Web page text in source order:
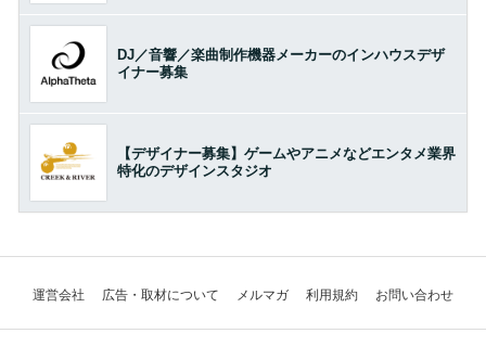
DJ／音響／楽曲制作機器メーカーのインハウスデザ
イナー募集
【デザイナー募集】ゲームやアニメなどエンタメ業界
特化のデザインスタジオ
運営会社 広告・取材について メルマガ 利用規約 お問い合わせ